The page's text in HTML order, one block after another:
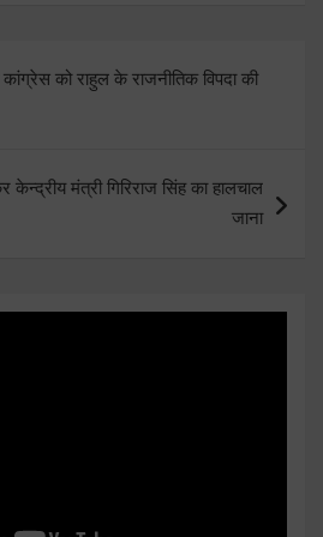
को राहुल के राजनीतिक विपदा की
मंत्री गिरिराज सिंह का हालचाल
जाना